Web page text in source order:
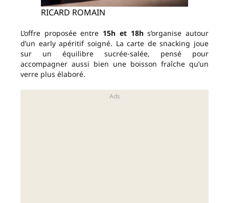
RICARD ROMAIN
L’offre proposée entre 15h et 18hs’organise autour
d’un early apéritif soigné. La carte de snacking joue
sur un équilibre sucrée-salée, pensé pour
accompagner aussi bien une boisson fraîche qu’un
verre plus élaboré.